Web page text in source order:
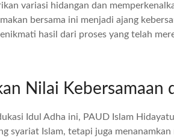
variasi hidangan dan
bersama ini menjadi ajang
hasil dari proses yang telah
Nilai Kebersamaan
Idul Adha ini, PAUD Islam
syariat Islam, tetapi juga